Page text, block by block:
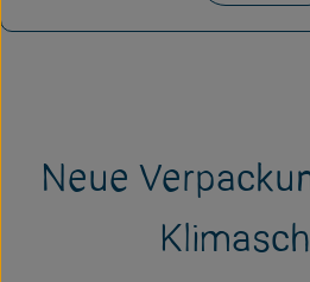
Neues & Aktionen
Bäckerei
Neue